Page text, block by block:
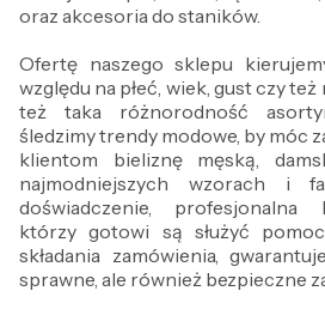
oraz akcesoria do staników.
Ofertę naszego sklepu
względu na płeć, wiek, gust czy
też taka różnorodność
śledzimy trendy modowe, by móc
klientom bieliznę męską,
najmodniejszych wzorach i
doświadczenie, profesjonalna
którzy gotowi są służyć
składania zamówienia,
sprawne, ale również bezpieczne